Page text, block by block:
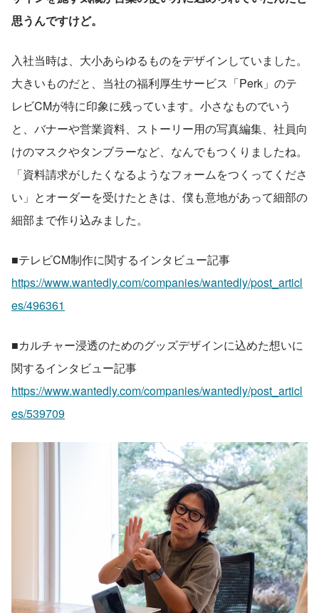
思うんですけど。
入社当時は、大小あらゆるものをデザインしていました。
大きいものだと、当社の福利厚生サービス「Perk」のテ
レビCMが特に印象に残っています。小さなものでいう
と、バナーや営業資料、ストーリー用の写真編集、社員向
けのマスクやタンブラーなど、なんでもつくりましたね。
「資料請求がしたくなるようなフォームをつくってくださ
い」とオーダーを受けたときは、僕も意地があって細部の
細部まで作り込みました。
■テレビCM制作に関するインタビュー記事
https://www.wantedly.com/companies/wantedly/post_articl
es/496361
■カルチャー浸透のためのグッズデザインに込めた想いに
関するインタビュー記事
https://www.wantedly.com/companies/wantedly/post_articl
es/539709